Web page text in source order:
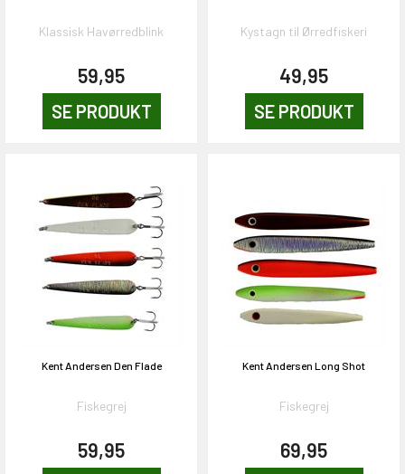
Klassisk Havørredblink
59,95
SE PRODUKT
Kystagn til Ørredfiskeri
49,95
SE PRODUKT
Kent Andersen Den Flade
Fiskegrej
59,95
Kent Andersen Long Shot
Fiskegrej
69,95